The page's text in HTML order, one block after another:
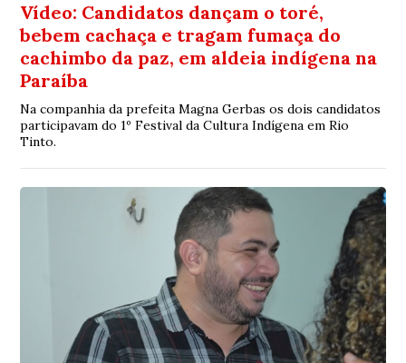
Vídeo: Candidatos dançam o toré,
bebem cachaça e tragam fumaça do
cachimbo da paz, em aldeia indígena na
Paraíba
Na companhia da prefeita Magna Gerbas os dois candidatos
participavam do 1º Festival da Cultura Indígena em Rio
Tinto.